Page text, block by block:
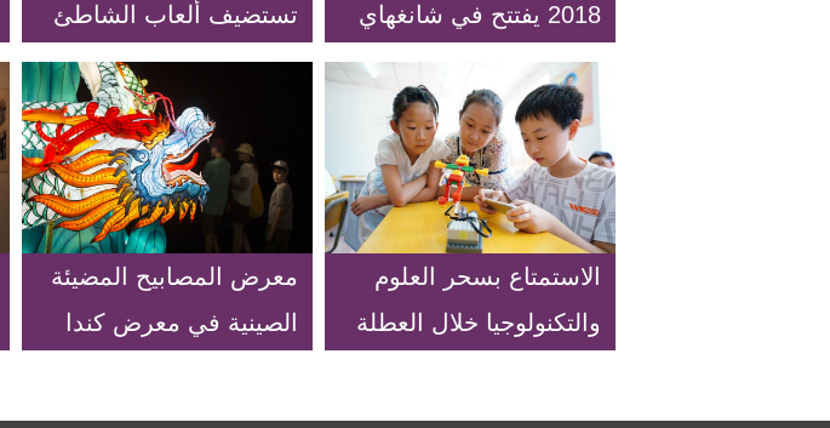
2018 يفتتح في شانغهاي
بالصين
تستضيف ألعاب الشاطئ
الآسيوية 2020
الاستمتاع بسحر العلوم
والتكنولوجيا خلال العطلة
معرض المصابيح المضيئة
الصينية في معرض كندا